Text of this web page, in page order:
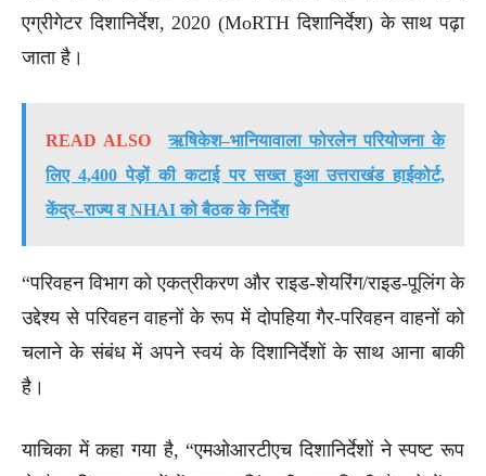
एग्रीगेटर दिशानिर्देश, 2020 (MoRTH दिशानिर्देश) के साथ पढ़ा
जाता है।
READ ALSO
ऋषिकेश–भानियावाला फोरलेन परियोजना के
लिए 4,400 पेड़ों की कटाई पर सख्त हुआ उत्तराखंड हाईकोर्ट,
केंद्र–राज्य व NHAI को बैठक के निर्देश
“परिवहन विभाग को एकत्रीकरण और राइड-शेयरिंग/राइड-पूलिंग के
उद्देश्य से परिवहन वाहनों के रूप में दोपहिया गैर-परिवहन वाहनों को
चलाने के संबंध में अपने स्वयं के दिशानिर्देशों के साथ आना बाकी
है।
याचिका में कहा गया है, “एमओआरटीएच दिशानिर्देशों ने स्पष्ट रूप